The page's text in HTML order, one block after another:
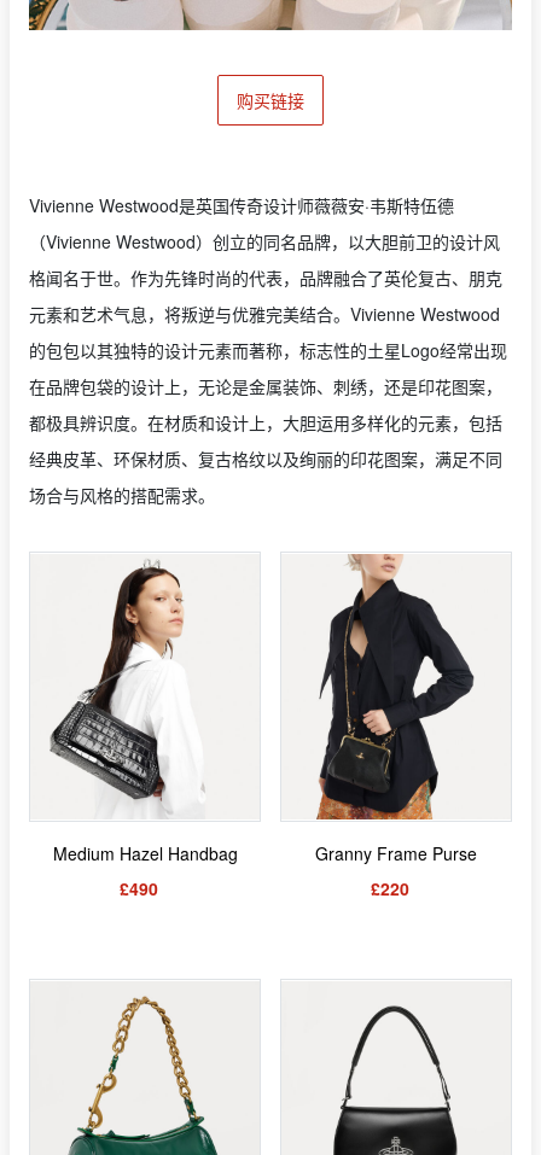
购买链接
Vivienne Westwood是英国传奇设计师薇薇安·韦斯特伍德
（Vivienne Westwood）创立的同名品牌，以大胆前卫的设计风
格闻名于世。作为先锋时尚的代表，品牌融合了英伦复古、朋克
元素和艺术气息，将叛逆与优雅完美结合。Vivienne Westwood
的包包以其独特的设计元素而著称，标志性的土星Logo经常出现
在品牌包袋的设计上，无论是金属装饰、刺绣，还是印花图案，
都极具辨识度。在材质和设计上，大胆运用多样化的元素，包括
经典皮革、环保材质、复古格纹以及绚丽的印花图案，满足不同
场合与风格的搭配需求。
Medium Hazel Handbag
£490
Granny Frame Purse
£220